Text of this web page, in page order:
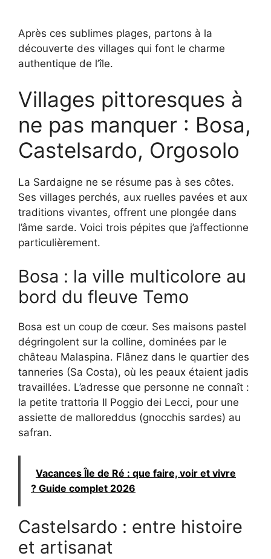
Après ces sublimes plages, partons à la
découverte des villages qui font le charme
authentique de l’île.
Villages pittoresques à
ne pas manquer : Bosa,
Castelsardo, Orgosolo
La Sardaigne ne se résume pas à ses côtes.
Ses villages perchés, aux ruelles pavées et aux
traditions vivantes, offrent une plongée dans
l’âme sarde. Voici trois pépites que j’affectionne
particulièrement.
Bosa : la ville multicolore au
bord du fleuve Temo
Bosa est un coup de cœur. Ses maisons pastel
dégringolent sur la colline, dominées par le
château Malaspina. Flânez dans le quartier des
tanneries (Sa Costa), où les peaux étaient jadis
travaillées. L’adresse que personne ne connaît :
la petite trattoria Il Poggio dei Lecci, pour une
assiette de malloreddus (gnocchis sardes) au
safran.
Vacances Île de Ré : que faire, voir et vivre
? Guide complet 2026
Castelsardo : entre histoire
et artisanat